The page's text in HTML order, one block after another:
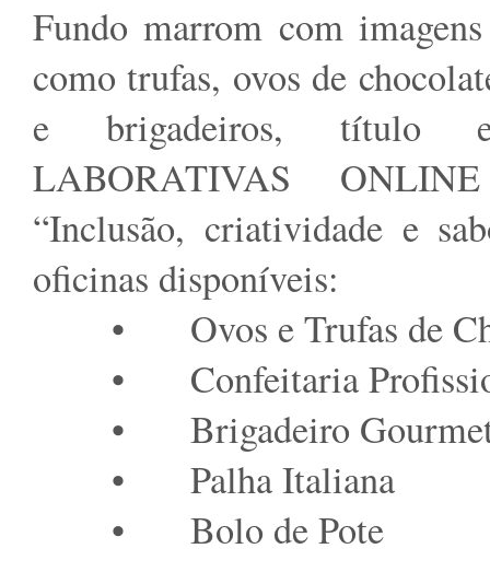
Fundo marrom com
como trufas, ovos de
e brigadeiros, título
LABORATIVAS
“Inclusão, criatividade e
oficinas disponíveis:
•
Ovos e Trufas de
•
Confeitaria
•
Brigadeiro
•
Palha Italiana
•
Bolo de Pote